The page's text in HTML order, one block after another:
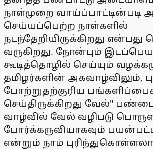
நாள்முறை வாய்ப்பாட்டின்படி
செய்யப்பெற்ற நாள்களில்
நடந்தேறியிருக்கிறது என்பது
வருகிறது. நோன்பும்
கூடித்தொழில் செய்யும்
தமிழர்களின் அகவாழ்விலும்,
போற்றுதற்குரிய
செய்திருக்கிறது வேல்"
வாழ்வில் வேல் வழிபடு
போர்க்கருவியாகவும்
என்றும் நாம்